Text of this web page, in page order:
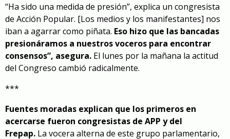
“Ha sido una medida de presión”, explica un congresista
de Acción Popular. [Los medios y los manifestantes] nos
iban a agarrar como piñata. Eso hizo que las bancadas
presionáramos a nuestros voceros para encontrar
consensos”, asegura. El lunes por la mañana la actitud
del Congreso cambió radicalmente.
***
Fuentes moradas explican que los primeros en
acercarse fueron congresistas de APP y del
Frepap. La vocera alterna de este grupo parlamentario,